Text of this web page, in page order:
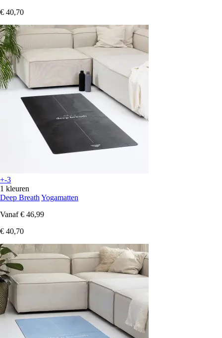
€ 40,70
+-3
1 kleuren
Deep Breath Yogamatten
Vanaf € 46,99
€ 40,70